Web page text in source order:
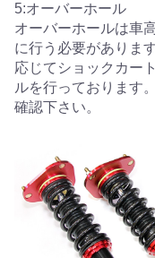
5:オーバーホール
オーバーホールは車
に行う必要がありま
応じてショックカー
ルを行っております
確認下さい。